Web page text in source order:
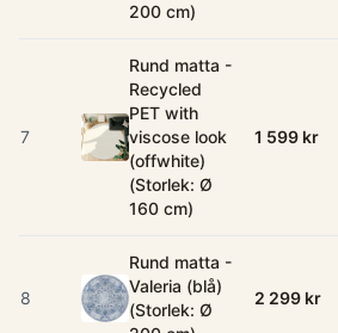
200 cm)
7
Rund matta -
Recycled
PET with
viscose look
(offwhite)
(Storlek: Ø
160 cm)
1 599 kr
8
Rund matta -
Valeria (blå)
(Storlek: Ø
2 299 kr